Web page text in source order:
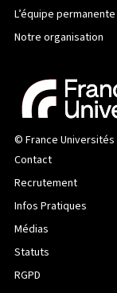
L’équipe permanente
Notre organisation
© France Universités
Contact
Recrutement
Infos Pratiques
Médias
Statuts
RGPD